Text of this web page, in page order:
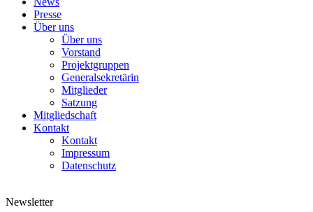
Presse
Über uns
Über uns
Vorstand
Projektgruppen
Generalsekretärin
Mitglieder
Satzung
Mitgliedschaft
Kontakt
Kontakt
Impressum
Datenschutz
Newsletter